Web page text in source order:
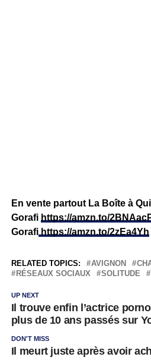
En vente partout La Boîte à
Gorafi https://amzn.to/
Gorafihttps://amzn.to/2zEa4Yh
RELATED TOPICS: AVIGNON
RÉSEAUX SOCIAUX
SOLITUDE
UP NEXT
Il trouve enfin l’actrice
plus de 10 ans passés sur
DON'T MISS
Il meurt juste après avoir